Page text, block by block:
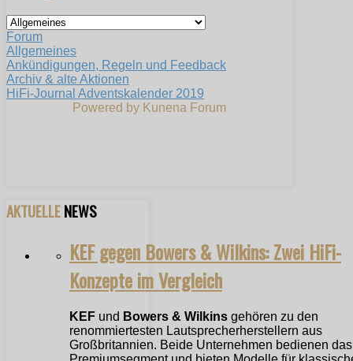
Forum
Allgemeines
Ankündigungen, Regeln und Feedback
Archiv & alte Aktionen
HiFi-Journal Adventskalender 2019
Powered by Kunena Forum
AKTUELLENEWS
KEF gegen Bowers & Wilkins: Zwei HiFi-
Konzepte im Vergleich
KEF und Bowers & Wilkins gehören zu den
renommiertesten Lautsprecherherstellern aus
Großbritannien. Beide Unternehmen bedienen das